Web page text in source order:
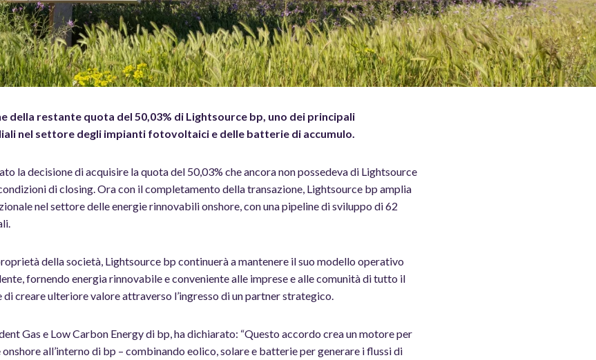
della restante quota del 50,03% di Lightsource bp, uno dei principali
nel settore degli impianti fotovoltaici e delle batterie di accumulo.
la decisione di acquisire la quota del 50,03% che ancora non possedeva di Lightsource
di closing. Ora con il completamento della transazione, Lightsource bp amplia
nel settore delle energie rinnovabili onshore, con una pipeline di sviluppo di 62
della società, Lightsource bp continuerà a mantenere il suo modello operativo
fornendo energia rinnovabile e conveniente alle imprese e alle comunità di tutto il
creare ulteriore valore attraverso l’ingresso di un partner strategico.
Gas e Low Carbon Energy di bp, ha dichiarato: “Questo accordo crea un motore per
all’interno di bp – combinando eolico, solare e batterie per generare i flussi di